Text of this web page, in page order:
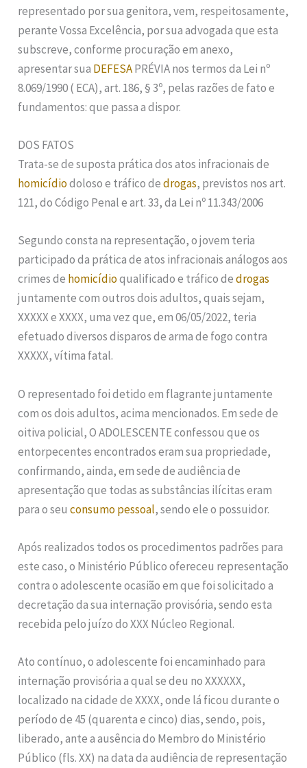
representado por sua genitora, vem, respeitosamente,
perante Vossa Excelência, por sua advogada que esta
subscreve, conforme procuração em anexo,
apresentar sua DEFESAPRÉVIA nos termos da Lei nº
8.069/1990 ( ECA), art. 186, § 3º, pelas razões de fato e
fundamentos: que passa a dispor.
DOS FATOS
Trata-se de suposta prática dos atos infracionais de
homicídiodoloso e tráfico dedrogas, previstos nos art.
121, do Código Penal e art. 33, da Lei nº 11.343/2006
Segundo consta na representação, o jovem teria
participado da prática de atos infracionais análogos aos
crimes de homicídioqualificado e tráfico dedrogas
juntamente com outros dois adultos, quais sejam,
XXXXX e XXXX, uma vez que, em 06/05/2022, teria
efetuado diversos disparos de arma de fogo contra
XXXXX, vítima fatal.
O representado foi detido em flagrante juntamente
com os dois adultos, acima mencionados. Em sede de
oitiva policial, O ADOLESCENTE confessou que os
entorpecentes encontrados eram sua propriedade,
confirmando, ainda, em sede de audiência de
apresentação que todas as substâncias ilícitas eram
para o seuconsumo pessoal, sendo ele o possuidor.
Após realizados todos os procedimentos padrões para
este caso, o Ministério Público ofereceu representação
contra o adolescente ocasião em que foi solicitado a
decretação da sua internação provisória, sendo esta
recebida pelo juízo do XXX Núcleo Regional.
Ato contínuo, o adolescente foi encaminhado para
internação provisória a qual se deu no XXXXXX,
localizado na cidade de XXXX, onde lá ficou durante o
período de 45 (quarenta e cinco) dias, sendo, pois,
liberado, ante a ausência do Membro do Ministério
Público (fls. XX) na data da audiência de representação